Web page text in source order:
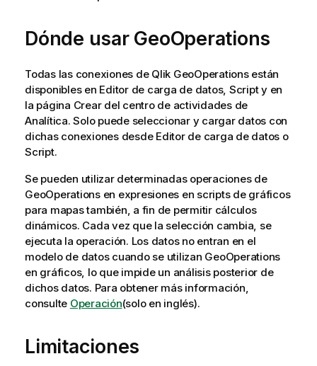
Dónde usar GeoOperations
Todas las conexiones de Qlik GeoOperationsestán
disponibles en Editor de carga de datos, Scripty en
la página Crear del centro de actividadesde
Analítica. Solo puede seleccionar y cargar datos con
dichas conexiones desde Editor de carga de datos o
Script.
Se pueden utilizar determinadas operaciones de
GeoOperationsen expresiones en scripts de gráficos
para mapas también, a fin de permitir cálculos
dinámicos. Cada vez que la selección cambia, se
ejecuta la operación. Los datos no entran en el
modelo de datos cuando se utilizan GeoOperations
en gráficos, lo que impide un análisis posterior de
dichos datos. Para obtener más información,
consulte Operación(solo en inglés).
Limitaciones